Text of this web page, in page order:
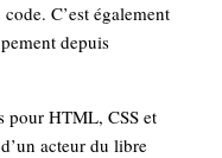
C’est également
depuis
pour HTML, CSS et
acteur du libre